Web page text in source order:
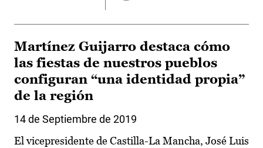
Martínez Guijarro destaca cómo
las fiestas de nuestros pueblos
configuran “una identidad propia”
de la región
14 de Septiembre de 2019
El vicepresidente de Castilla-La Mancha, José Luis